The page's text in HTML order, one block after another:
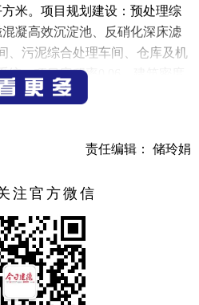
米。项目规划建设：预处理综
凝高效沉淀池、反硝化深床滤
、污泥综合处理车间、仓库及机
统。项目容积率0.06，建筑密度
车位17个，建筑高度小于15米。
德污水处理有限公司提交。
10 日至 2023 年 2 月 23日
杭州建德污水处理有限公司
责任编辑： 储玲娟
注官方微信